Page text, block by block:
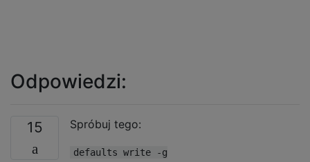
Odpowiedzi:
15 Spróbuj tego:
defaults write -g